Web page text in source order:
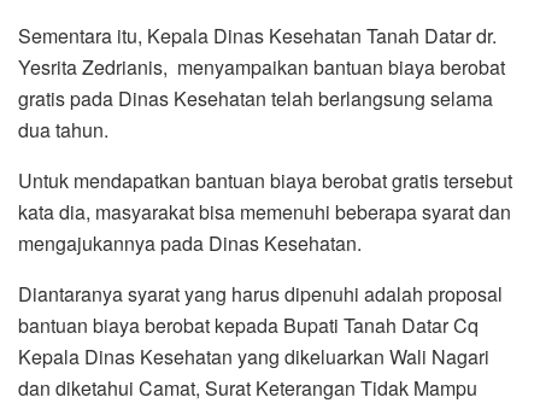
Sementara itu, Kepala Dinas Kesehatan Tanah Datar dr.
Yesrita Zedrianis, menyampaikan bantuan biaya berobat
gratis pada Dinas Kesehatan telah berlangsung selama
dua tahun.
Untuk mendapatkan bantuan biaya berobat gratis tersebut
kata dia, masyarakat bisa memenuhi beberapa syarat dan
mengajukannya pada Dinas Kesehatan.
Diantaranya syarat yang harus dipenuhi adalah proposal
bantuan biaya berobat kepada Bupati Tanah Datar Cq
Kepala Dinas Kesehatan yang dikeluarkan Wali Nagari
dan diketahui Camat, Surat Keterangan Tidak Mampu